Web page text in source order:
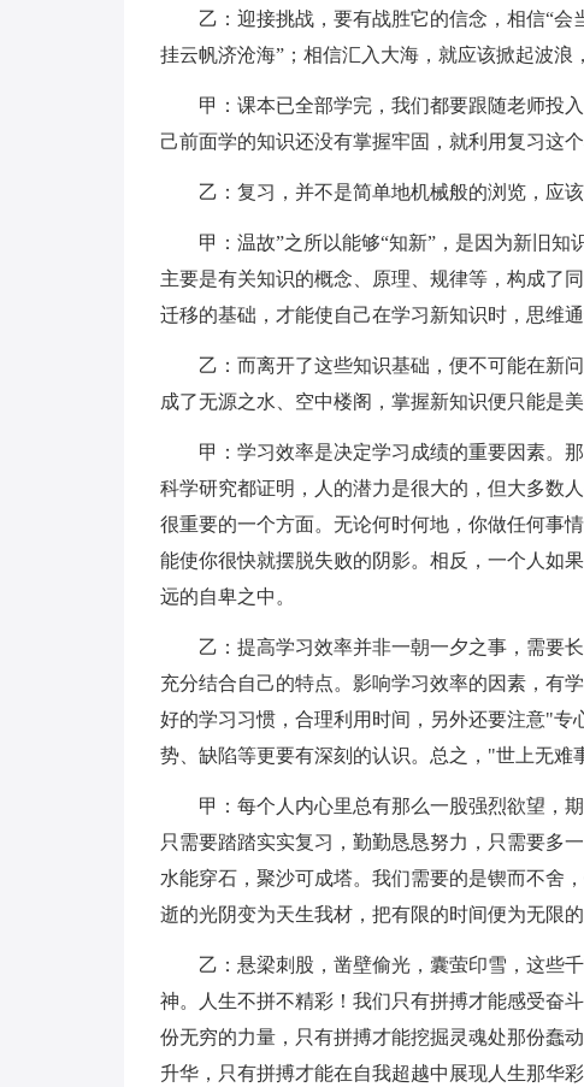
乙：迎接挑战，要有战胜它的信念，相信“
挂云帆济沧海”；相信汇入大海，就应该掀起波浪
甲：课本已全部学完，我们都要跟随老师投
己前面学的知识还没有掌握牢固，就利用复习这
乙：复习，并不是简单地机械般的浏览，应
甲：温故”之所以能够“知新”，是因为新旧知
主要是有关知识的概念、原理、规律等，构成了
迁移的基础，才能使自己在学习新知识时，思维
乙：而离开了这些知识基础，便不可能在新
成了无源之水、空中楼阁，掌握新知识便只能是美
甲：学习效率是决定学习成绩的重要因素。
科学研究都证明，人的潜力是很大的，但大多数
很重要的一个方面。无论何时何地，你做任何事
能使你很快就摆脱失败的阴影。相反，一个人如
远的自卑之中。
乙：提高学习效率并非一朝一夕之事，需要
充分结合自己的特点。影响学习效率的因素，有
好的学习习惯，合理利用时间，另外还要注意"
势、缺陷等更要有深刻的认识。总之，"世上无难
甲：每个人内心里总有那么一股强烈欲望，
只需要踏踏实实复习，勤勤恳恳努力，只需要多
水能穿石，聚沙可成塔。我们需要的是锲而不舍
逝的光阴变为天生我材，把有限的时间便为无限的
乙：悬梁刺股，凿壁偷光，囊萤印雪，这些
神。人生不拼不精彩！我们只有拼搏才能感受奋
份无穷的力量，只有拼搏才能挖掘灵魂处那份蠢
升华，只有拼搏才能在自我超越中展现人生那华彩